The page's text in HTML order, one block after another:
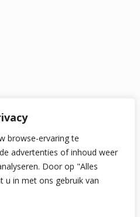
browse-ervaring te
advertenties of inhoud weer
Door op "Alles
u in met ons gebruik van